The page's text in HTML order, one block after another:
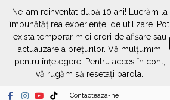
Ne-am reinventat după 10 ani! Lucrăm la
îmbunătățirea experienței de utilizare. Pot
exista temporar mici erori de afișare sau
actualizare a prețurilor. Vă mulțumim
pentru înțelegere! Pentru acces în cont,
vă rugăm să resetați parola.
Contacteaza-ne